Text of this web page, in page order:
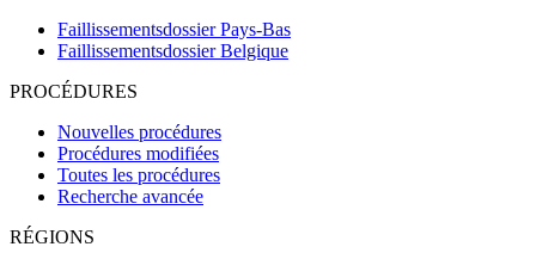
Faillissementsdossier Pays-Bas
Faillissementsdossier Belgique
PROCÉDURES
Nouvelles procédures
Procédures modifiées
Toutes les procédures
Recherche avancée
RÉGIONS